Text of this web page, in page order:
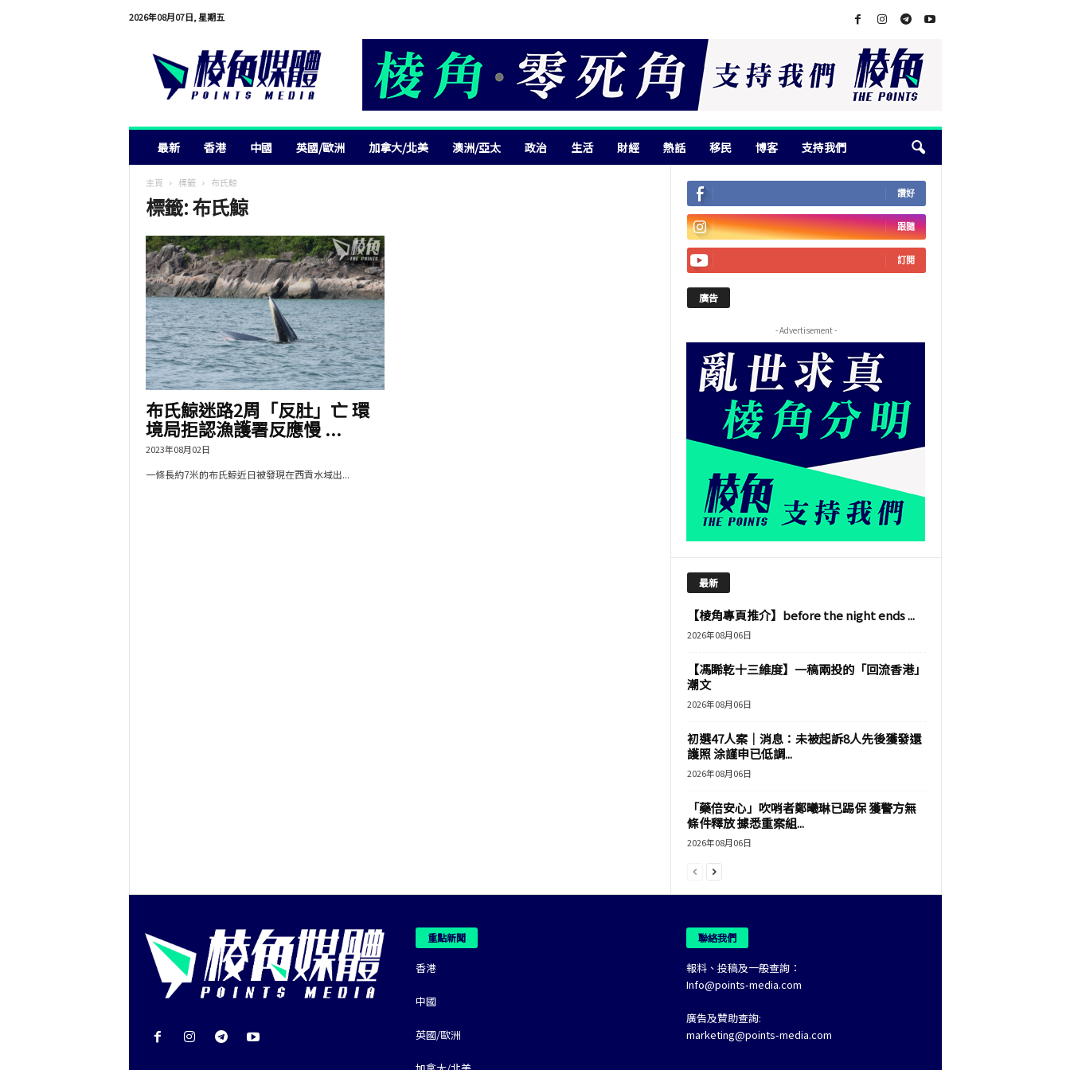
2026年08月07日, 星期五
最新 香港 中國 英國/歐洲 加拿大/北美 澳洲/亞太 政治 生活 財經 熱話 移民 博客 支持我們
主頁 標籤 布氏鯨
標籤: 布氏鯨
布氏鯨迷路2周「反肚」亡 環
境局拒認漁護署反應慢 ...
2023年08月02日
一條長約7米的布氏鯨近日被發現在西貢水域出...
讚好
跟隨
訂閱
廣告
- Advertisement -
最新
【棱角專頁推介】before the night ends ...
2026年08月06日
【馮睎乾十三維度】一稿兩投的「回流香港」
潮文
2026年08月06日
初選47人案｜消息：未被起訴8人先後獲發還
護照 涂謹申已低調...
2026年08月06日
「藥倍安心」吹哨者鄭曦琳已踢保 獲警方無
條件釋放 據悉重案組...
2026年08月06日
重點新聞
香港
中國
英國/歐洲
聯絡我們
報料、投稿及一般查詢：
Info@points-media.com
廣告及贊助查詢:
marketing@points-media.com